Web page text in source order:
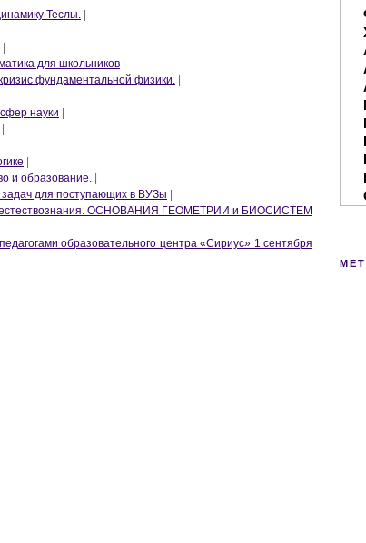
Теслы.
для школьников
фундаментальной физики.
науки
и образование.
для поступающих в ВУЗы
естествознания. ОСНОВАНИЯ ГЕОМЕТРИИ и БИОСИСТЕМ
образовательного центра «Сириус» 1 сентября